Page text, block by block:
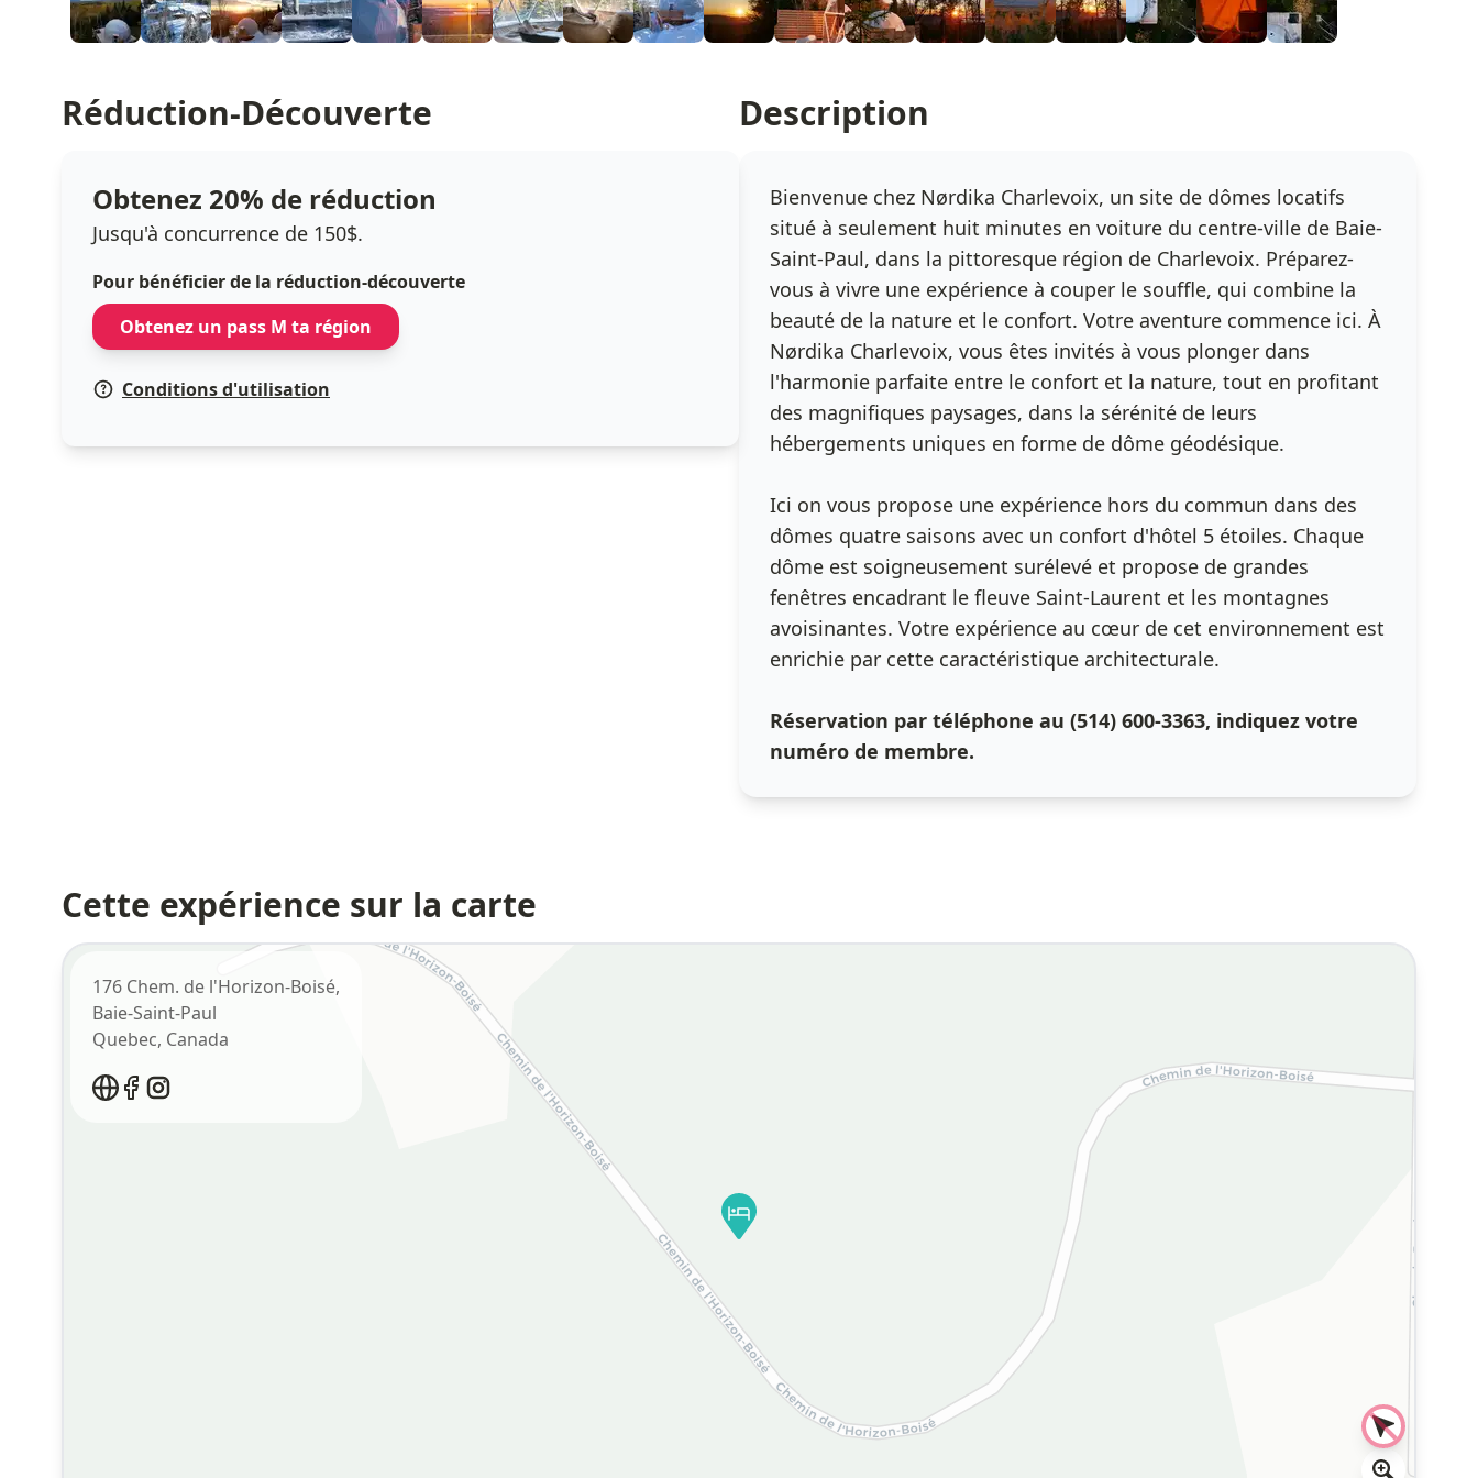
Réduction-Découverte
Obtenez 20% de réduction
Jusqu'à concurrence de 150$.
Pour bénéficier de la réduction-découverte
Obtenez un pass M ta région
Conditions d'utilisation
Description
Bienvenue chez Nørdika Charlevoix, un site de dômes locatifs
situé à seulement huit minutes en voiture du centre-ville de Baie-
Saint-Paul, dans la pittoresque région de Charlevoix. Préparez-
vous à vivre une expérience à couper le souffle, qui combine la
beauté de la nature et le confort. Votre aventure commence ici. À
Nørdika Charlevoix, vous êtes invités à vous plonger dans
l'harmonie parfaite entre le confort et la nature, tout en profitant
des magnifiques paysages, dans la sérénité de leurs
hébergements uniques en forme de dôme géodésique.
Ici on vous propose une expérience hors du commun dans des
dômes quatre saisons avec un confort d'hôtel 5 étoiles. Chaque
dôme est soigneusement surélevé et propose de grandes
fenêtres encadrant le fleuve Saint-Laurent et les montagnes
avoisinantes. Votre expérience au cœur de cet environnement est
enrichie par cette caractéristique architecturale.
Réservation par téléphone au (514) 600-3363, indiquez votre
numéro de membre.
Cette expérience sur la carte
176 Chem. de l'Horizon-Boisé,
Baie-Saint-Paul
Quebec, Canada